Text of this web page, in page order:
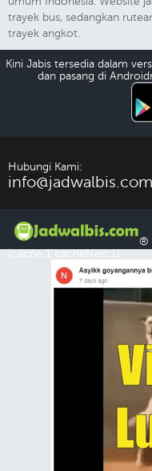
trayek bus, sedangkan
trayek angkot.
Kini Jabis tersedia dalam
dan pasang di
Hubungi Kami:
info@jadwalbis.com
®
(cache:1 cacheNeo:1)